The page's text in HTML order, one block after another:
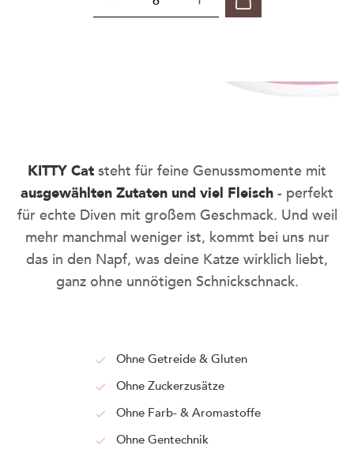
Sideeyes - mit dem KITTY Cat Abo,
stressfrei und dauerhaft sparen.
SO GEHT'S
KITTY Cat steht für feine Genussmomente mit
ausgewählten Zutaten und viel Fleisch - perfekt
für echte Diven mit großem Geschmack. Und weil
mehr manchmal weniger ist, kommt bei uns nur
das in den Napf, was deine Katze wirklich liebt,
ganz ohne unnötigen Schnickschnack.
Ohne Getreide & Gluten
Ohne Zuckerzusätze
Ohne Farb- & Aromastoffe
Ohne Gentechnik